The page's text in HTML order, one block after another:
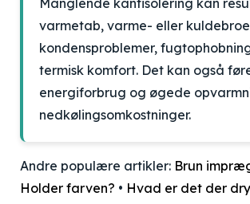
Manglende kantisolering kan
varmetab, varme- eller
kondensproblemer,
termisk komfort. Det kan også
energiforbrug og øgede
nedkølingsomkostninger.
Andre populære artikler: Brun
Holder farven? • Hvad er det der